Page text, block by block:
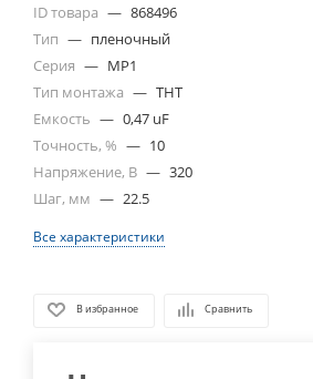
ID товара — 868496
Тип — пленочный
Серия — MP1
Тип монтажа — THT
Емкость — 0,47 uF
Точность, % — 10
Напряжение, В — 320
Шаг, мм — 22.5
Все характеристики
В избранное Сравнить